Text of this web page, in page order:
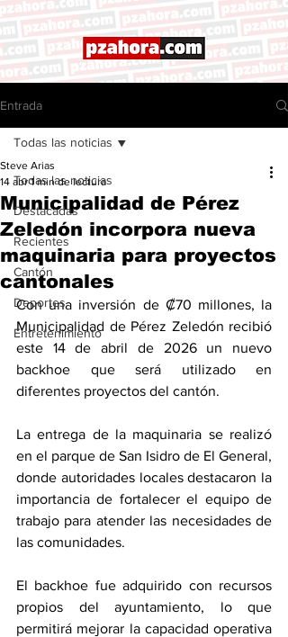
Entrada
Todas las noticias
Destacadas
Recientes
Cantón
Deportes
Entretenimiento
Todas las noticias
Municipalidad de Pérez
Zeledón incorpora nueva
maquinaria para proyectos
cantonales
Steve Arias
14 abr 1 min de lectura
Con una inversión de ₡70 millones, la
Municipalidad de Pérez Zeledón recibió
este 14 de abril de 2026 un nuevo
backhoe que será utilizado en
diferentes proyectos del cantón.
La entrega de la maquinaria se realizó
en el parque de San Isidro de El General,
donde autoridades locales destacaron la
importancia de fortalecer el equipo de
trabajo para atender las necesidades de
las comunidades.
El backhoe fue adquirido con recursos
propios del ayuntamiento, lo que
permitirá mejorar la capacidad operativa